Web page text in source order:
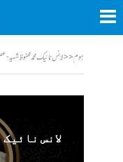
ہوم<<لانس نائیک محمد محفوظ
لانس